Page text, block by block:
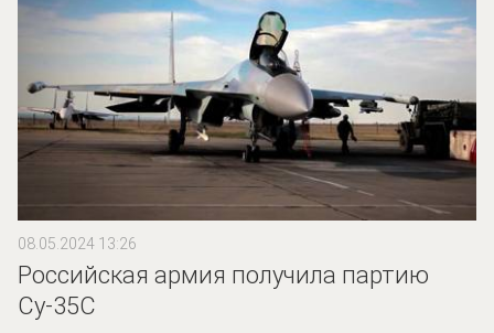
08.05.2024 13:26
Российская армия получила партию
Су-35С